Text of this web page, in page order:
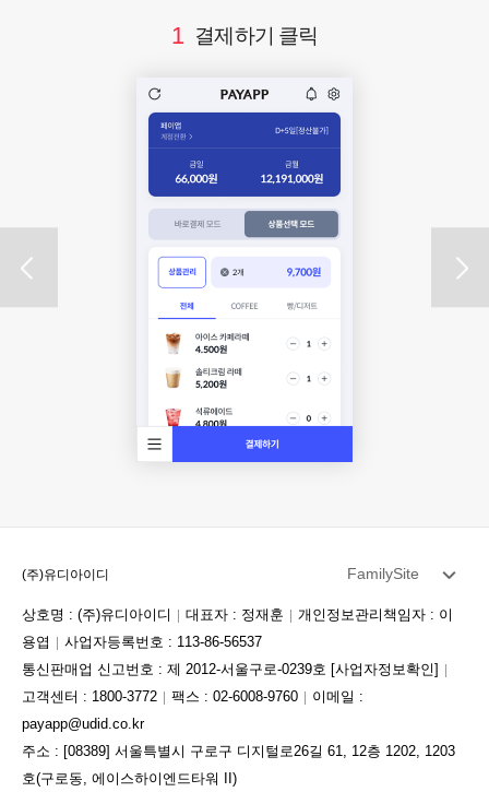
1 결제하기 클릭
(주)유디아이디 FamilySite
상호명 : (주)유디아이디 대표자 : 정재훈
개인정보관리책임자 : 이
용엽
사업자등록번호 : 113-86-56537
통신판매업 신고번호 : 제 2012-서울구로-0239호 [사업자정보확인]
고객센터 : 1800-3772
팩스 : 02-6008-9760
이메일 :
payapp@udid.co.kr
주소 : [08389] 서울특별시 구로구 디지털로26길 61, 12층 1202, 1203
호(구로동, 에이스하이엔드타워 II)